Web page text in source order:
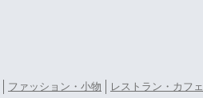
ファッション・小物 レストラン・カフェ